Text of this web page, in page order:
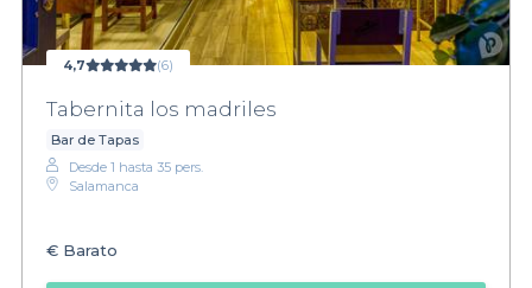
4,7 (6)
Tabernita los madriles
Bar de Tapas
Desde 1 hasta 35 pers.
Salamanca
€ Barato